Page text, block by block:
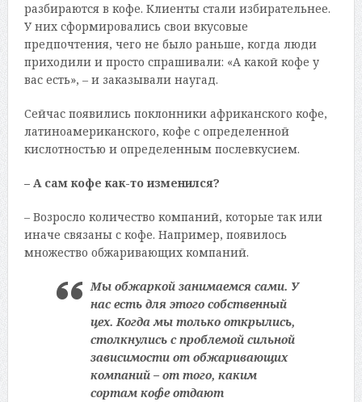
разбираются в кофе. Клиенты стали избирательнее.
У них сформировались свои вкусовые
предпочтения, чего не было раньше, когда люди
приходили и просто спрашивали: «А какой кофе у
вас есть», – и заказывали наугад.
Сейчас появились поклонники африканского кофе,
латиноамериканского, кофе с определенной
кислотностью и определенным послевкусием.
– А сам кофе как-то изменился?
– Возросло количество компаний, которые так или
иначе связаны с кофе. Например, появилось
множество обжаривающих компаний.
Мы обжаркой занимаемся сами. У
нас есть для этого собственный
цех. Когда мы только открылись,
столкнулись с проблемой сильной
зависимости от обжаривающих
компаний – от того, каким
сортам кофе отдают